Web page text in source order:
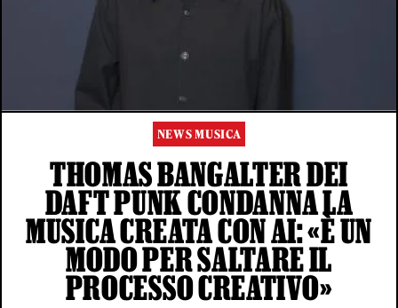
NEWS MUSICA
THOMAS BANGALTER DEI
DAFT PUNK CONDANNA LA
MUSICA CREATA CON AI: «È UN
MODO PER SALTARE IL
PROCESSO CREATIVO»